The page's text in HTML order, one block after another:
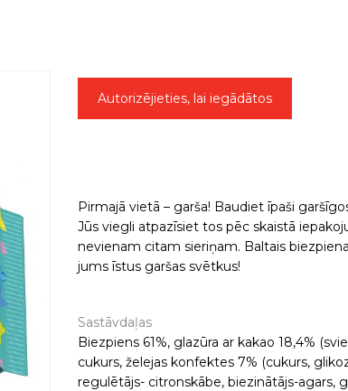
Autorizējieties, lai iegādātos
Pirmajā vietā – garša! Baudiet īpaši
Jūs viegli atpazīsiet tos pēc skaistā
nevienam citam sieriņam. Baltais
jums īstus garšas svētkus!
Sastāvdaļas
Biezpiens 61%, glazūra ar kakao 18,4%
cukurs, želejas konfektes 7% (cukurs,
regulētājs- citronskābe, biezinātājs-agars,